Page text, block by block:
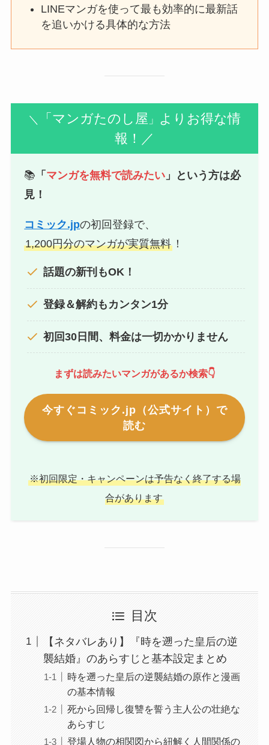
LINEマンガを使って最も効率的に最新話
を追いかける具体的な方法
＼ 「マンガたのし屋 」 よりお得な情
報！／
📚 「 マンガを無料で読みたい 」という方は必
見！
コミック.jpの初回登録で、
1,200円分のマンガが実質無料 ！
話題の新刊もOK！
登録＆解約もカンタン1分
初回30日間、料金は一切かかりません
まずは読みたいマンガがあるか検索👇
今すぐコミック.jp（公式サイト）で
読む
※初回限定・キャンペーンは予告なく終了する場
合があります
目次
【ネタバレあり】『時を遡った皇后の逆
襲結婚』のあらすじと基本設定まとめ
時を遡った皇后の逆襲結婚の原作と漫画
の基本情報
死から回帰し復讐を誓う主人公の壮絶な
あらすじ
登場人物の相関図から紐解く人間関係の